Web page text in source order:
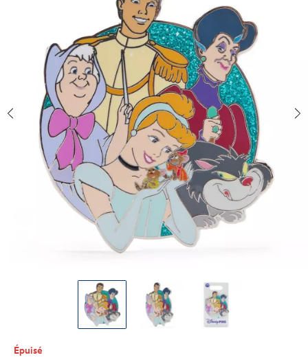
Épuisé